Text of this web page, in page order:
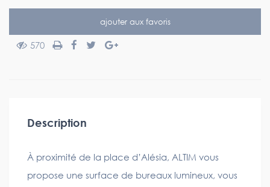
ajouter aux favoris
570
Description
À proximité de la place d’Alésia, ALTIM vous
propose une surface de bureaux lumineux, vous